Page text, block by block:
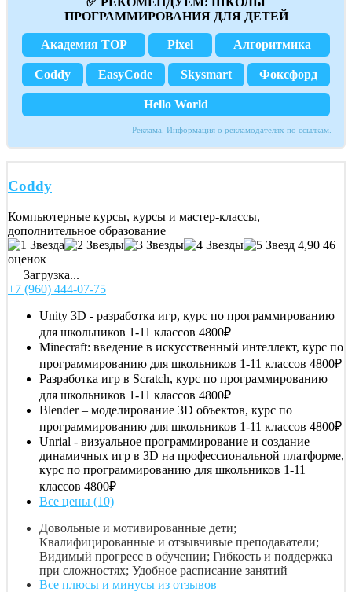
ПРОГРАММИРОВАНИЯ ДЛЯ ДЕТЕЙ
Академия TOP Pixel Алгоритмика
Coddy EasyCode Skysmart Фоксфорд
Hello World
Реклама. Информация о рекламодателях по ссылкам.
Coddy
Компьютерные курсы, курсы и мастер-классы,
дополнительное образование
4,90 46
оценок
Загрузка...
+7 (960) 444-07-75
Unity 3D - разработка игр, курс по программированию
для школьников 1-11 классов 4800₽
Minecraft: введение в искусственный интеллект, курс по
программированию для школьников 1-11 классов 4800₽
Разработка игр в Scratch, курс по программированию
для школьников 1-11 классов 4800₽
Blender – моделирование 3D объектов, курс по
программированию для школьников 1-11 классов 4800₽
Unrial - визуальное программирование и создание
динамичных игр в 3D на профессиональной платформе,
курс по программированию для школьников 1-11
классов 4800₽
Все цены (10)
Довольные и мотивированные дети;
Квалифицированные и отзывчивые преподаватели;
Видимый прогресс в обучении; Гибкость и поддержка
при сложностях; Удобное расписание занятий
Все плюсы и минусы из отзывов